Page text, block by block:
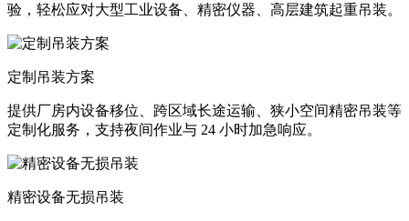
验，轻松应对大型工业设备、精密仪器、高层建筑起重吊装。
定制吊装方案
提供厂房内设备移位、跨区域长途运输、狭小空间精密吊装等
定制化服务，支持夜间作业与 24 小时加急响应。
精密设备无损吊装